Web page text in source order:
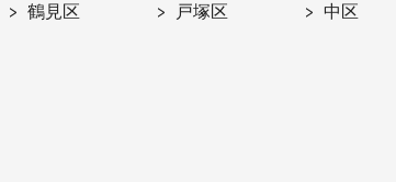
鶴見区 戸塚区 中区